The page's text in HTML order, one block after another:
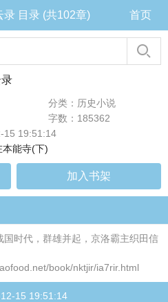
录 目录 (共102章) 首页
分类：历史小说
字数：185362
15 19:51:14
本能寺(下)
加入书架
时代，群雄并起，京洛霸主织田信
book/nktjir/ia7rir.html
15 19:51:14